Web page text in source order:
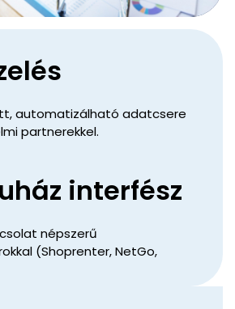
automatizálható adatcsere
partnerekkel.
interfész
népszerű
(Shoprenter, NetGo,